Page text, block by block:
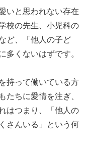
いと思われない存在
校の先生、小児科の
ど、「他人の子ど
多くないはずです。
持って働いている方
たちに愛情を注ぎ、
はつまり、「他人の
さんいる」という何